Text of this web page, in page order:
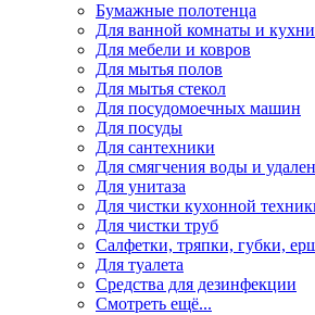
Бумажные полотенца
Для ванной комнаты и кухни
Для мебели и ковров
Для мытья полов
Для мытья стекол
Для посудомоечных машин
Для посуды
Для сантехники
Для смягчения воды и
Для унитаза
Для чистки кухонной
Для чистки труб
Салфетки, тряпки, губки,
Для туалета
Средства для дезинфекции
Смотреть ещё...